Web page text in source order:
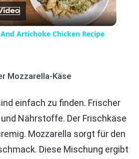
Video
Artichoke Chicken Recipe
Mozzarella-Käse
einfach zu finden. Frischer
Nährstoffe. Der Frischkäse
Mozzarella sorgt für den
Diese Mischung ergibt